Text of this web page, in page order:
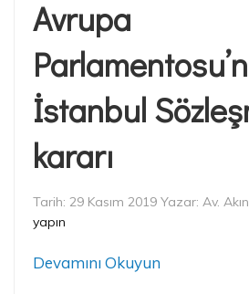
Avrupa
İstanbul
kararı
Tarih: 29 Kasım 2019 Yazar: Av.
yapın
Devamını Okuyun